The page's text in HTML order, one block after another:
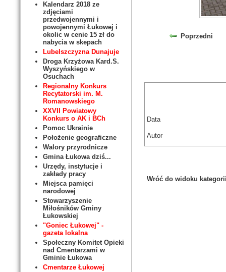
Kalendarz 2018 ze
zdjęciami
przedwojennymi i
powojennymi Łukowej i
okolic w cenie 15 zł do
nabycia w skepach
Lubelszczyzna Dunajuje
Droga Krzyżowa Kard.S.
Wyszyńskiego w
Osuchach
Regionalny Konkurs
Recytatorski im. M.
Romanowskiego
XXVII Powiatowy
Konkurs o AK i BCh
Pomoc Ukrainie
Położenie geograficzne
Walory przyrodnicze
Gmina Łukowa dziś...
Urzędy, instytucje i
zakłady pracy
Miejsca pamięci
narodowej
Stowarzyszenie
Miłośników Gminy
Łukowskiej
"Goniec Łukowej" -
gazeta lokalna
Społeczny Komitet Opieki
nad Cmentarzami w
Gminie Łukowa
Cmentarze Łukowej
Poprzedni
Data
Autor
Wróć do widoku